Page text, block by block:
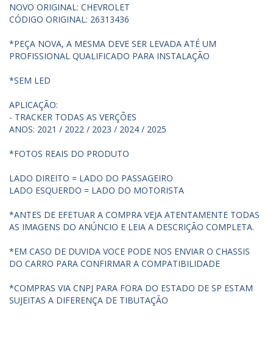
NOVO ORIGINAL: CHEVROLET
CÓDIGO ORIGINAL: 26313436
*PEÇA NOVA, A MESMA DEVE SER LEVADA ATÉ UM
PROFISSIONAL QUALIFICADO PARA INSTALAÇÃO
*SEM LED
APLICAÇÃO:
- TRACKER TODAS AS VERÇÕES
ANOS: 2021 / 2022 / 2023 / 2024 / 2025
*FOTOS REAIS DO PRODUTO
LADO DIREITO = LADO DO PASSAGEIRO
LADO ESQUERDO = LADO DO MOTORISTA
*ANTES DE EFETUAR A COMPRA VEJA ATENTAMENTE TODAS
AS IMAGENS DO ANÚNCIO E LEIA A DESCRIÇÃO COMPLETA.
*EM CASO DE DUVIDA VOCE PODE NOS ENVIAR O CHASSIS
DO CARRO PARA CONFIRMAR A COMPATIBILIDADE
*COMPRAS VIA CNPJ PARA FORA DO ESTADO DE SP ESTAM
SUJEITAS A DIFERENÇA DE TIBUTAÇÃO